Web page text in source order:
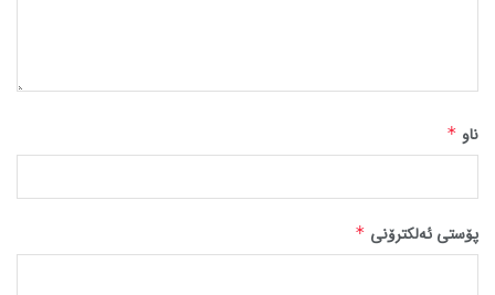
ناو *
پۆستی ئەلکترۆنی *